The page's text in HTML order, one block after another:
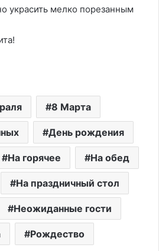
украсить мелко порезанным
8 Марта
День рождения
На горячее На обед
На праздничный стол
Неожиданные гости
Рождество